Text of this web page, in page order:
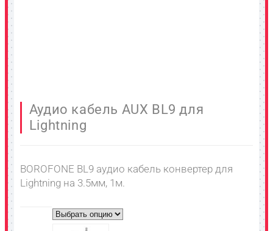
Аудио кабель AUX BL9 для
Lightning
BOROFONE BL9 аудио кабель конвертер для
Lightning на 3.5мм, 1м.